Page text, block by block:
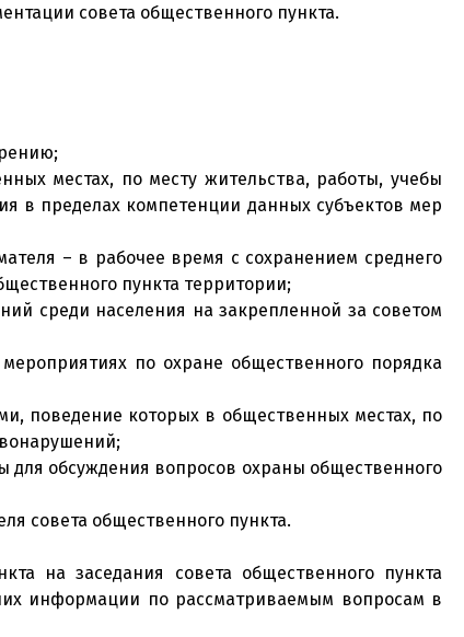
совета общественного пункта.
местах, по месту жительства, работы, учебы
в пределах компетенции данных субъектов мер
– в рабочее время с сохранением среднего
пункта территории;
среди населения на закрепленной за советом
по охране общественного порядка
поведение которых в общественных местах, по
для обсуждения вопросов охраны общественного
совета общественного пункта.
на заседания совета общественного пункта
информации по рассматриваемым вопросам в